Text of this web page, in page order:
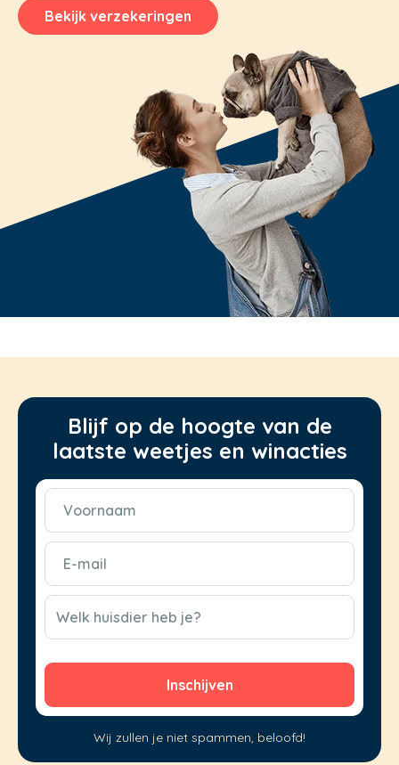
Bekijk verzekeringen
Blijf op de hoogte van de
laatste weetjes en winacties
Voornaam
(Vereist)
E-
mail
(Vereist)
CAPTCHA
Welk huisdier heb je?
Wij zullen je niet spammen, beloofd!